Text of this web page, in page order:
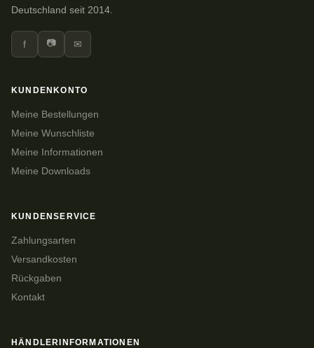
Deutschland seit 2014.
f 📷 ✉
KUNDENKONTO
Meine Bestellungen
Meine Wunschliste
Meine Informationen
Meine Downloads
KUNDENSERVICE
Zahlungsarten
Versandkosten
Rückgaben
Kontakt
HÄNDLERINFORMATIONEN